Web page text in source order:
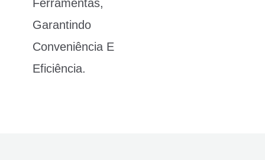
Ferramentas,
Garantindo
Conveniência E
Eficiência.